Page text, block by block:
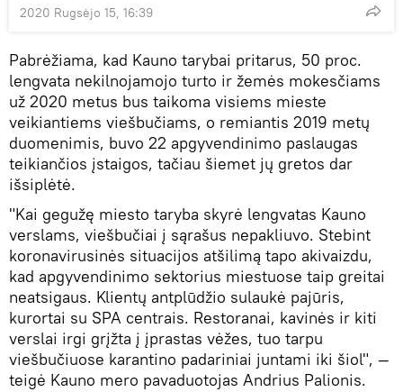
2020 Rugsėjo 15, 16:39
Pabrėžiama, kad Kauno tarybai pritarus, 50 proc.
lengvata nekilnojamojo turto ir žemės mokesčiams
už 2020 metus bus taikoma visiems mieste
veikiantiems viešbučiams, o remiantis 2019 metų
duomenimis, buvo 22 apgyvendinimo paslaugas
teikiančios įstaigos, tačiau šiemet jų gretos dar
išsiplėtė.
"Kai gegužę miesto taryba skyrė lengvatas Kauno
verslams, viešbučiai į sąrašus nepakliuvo. Stebint
koronavirusinės situacijos atšilimą tapo akivaizdu,
kad apgyvendinimo sektorius miestuose taip greitai
neatsigaus. Klientų antplūdžio sulaukė pajūris,
kurortai su SPA centrais. Restoranai, kavinės ir kiti
verslai irgi grįžta į įprastas vėžes, tuo tarpu
viešbučiuose karantino padariniai juntami iki šiol", —
teigė Kauno mero pavaduotojas Andrius Palionis.